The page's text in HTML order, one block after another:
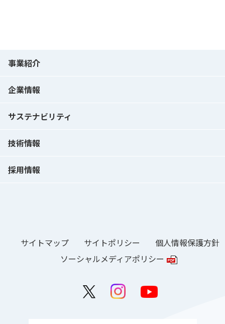
事業紹介
企業情報
サステナビリティ
技術情報
採用情報
サイトマップ サイトポリシー
個人情報保護方針
ソーシャルメディアポリシー